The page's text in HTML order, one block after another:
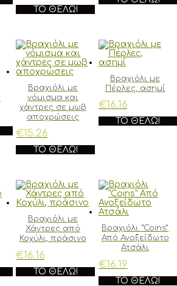
ΤΟ ΘΈΛΩ!
Βραχιόλι με
νόμισμα και
χάντρες σε μωβ
αποχρώσεις
€15.26
ΤΟ ΘΈΛΩ!
Βραχιόλι με
Πέρλες, ασημί
€16.16
ΤΟ ΘΈΛΩ!
Βραχιόλι με
Χάντρες από
Κοχύλι, πράσινο
€16.16
ΤΟ ΘΈΛΩ!
Βραχιόλι “Coins”
Από Ανοξείδωτο
Ατσάλι
€16.19
ΤΟ ΘΈΛΩ!